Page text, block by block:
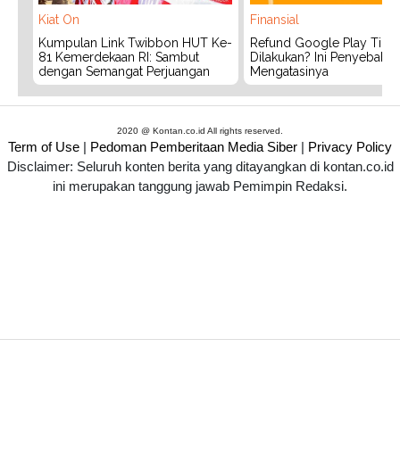
Kiat On
Kumpulan Link Twibbon HUT Ke-
81 Kemerdekaan RI: Sambut
dengan Semangat Perjuangan
Finansial
Refund Google Play
Dilakukan? Ini Penyebab
Mengatasinya
2020 @ Kontan.co.id All rights reserved.
Term of Use | Pedoman Pemberitaan Media Siber | Privacy Policy
Disclaimer: Seluruh konten berita yang ditayangkan di kontan.co.id
ini merupakan tanggung jawab Pemimpin Redaksi.